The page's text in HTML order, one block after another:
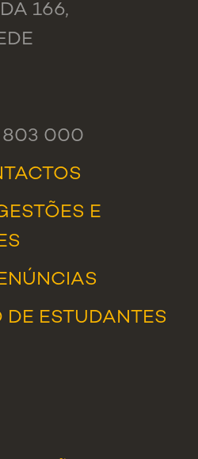
166,
803 000
E
ESTUDANTES